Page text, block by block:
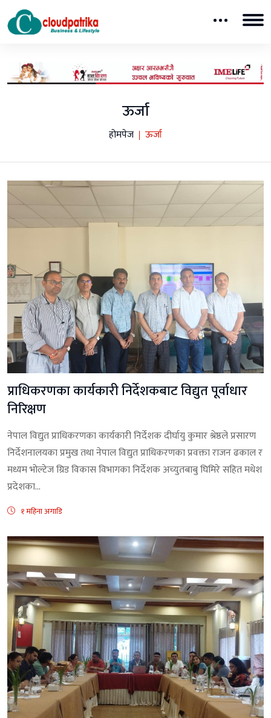
ऊर्जा
होमपेज ऊर्जा
प्राधिकरणका कार्यकारी निर्देशकबाट विद्युत पूर्वाधार
निरिक्षण
नेपाल विद्युत प्राधिकरणका कार्यकारी निर्देशक दीर्घायु कुमार श्रेष्ठले प्रसारण
निर्देशनालयका प्रमुख तथा नेपाल विद्युत प्राधिकरणका प्रवक्ता राजन ढकाल र
मध्यम भोल्टेज ग्रिड विकास विभागका निर्देशक अच्युतबाबु घिमिरे सहित मधेश
प्रदेशका...
१ महिना अगाडि